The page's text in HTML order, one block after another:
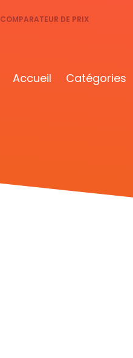
COMPARATEUR DE PRIX
Accueil Catégories